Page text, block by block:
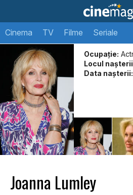
Cinema TV Filme Seriale
Ocupație:
Locul
Data naşterii:
Joanna Lumley